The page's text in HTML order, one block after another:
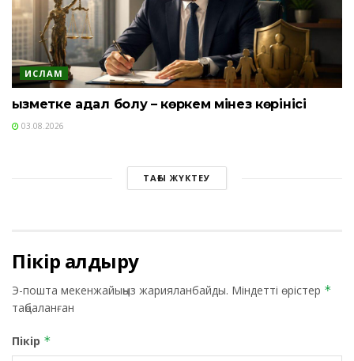
ИСЛАМ
Қызметке адал болу – көркем мінез көрінісі
03.08.2026
ТАҒЫ ЖҮКТЕУ
Пікір қалдыру
Э-пошта мекенжайыңыз жарияланбайды. Міндетті өрістер *
таңбаланған
Пікір *